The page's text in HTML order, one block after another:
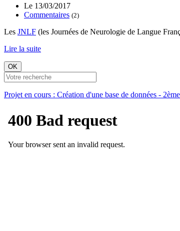
Le 13/03/2017
Commentaires (2)
Les JNLF (les Journées de Neurologie de Langue
Lire la suite
OK
Projet en cours : Création d'une base de données -